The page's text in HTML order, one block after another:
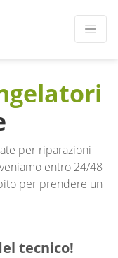
per riparazioni
entro 24/48
per prendere un
tecnico!